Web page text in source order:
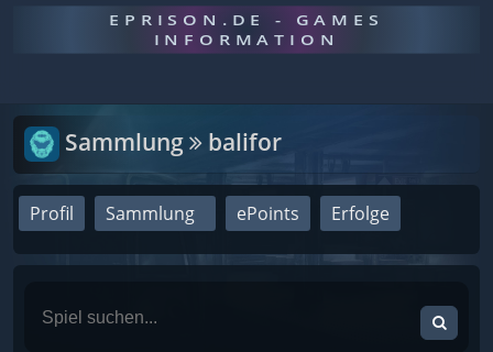
EPRISON.DE - GAMES
INFORMATION
Sammlung balifor
Profil Sammlung ePoints Erfolge